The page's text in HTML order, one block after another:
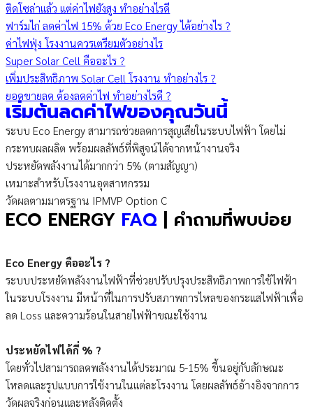
ติดโซล่าแล้ว แต่ค่าไฟยังสูง ทำอย่างไรดี
ฟาร์มไก่ ลดค่าไฟ 15% ด้วย Eco Energy ได้อย่างไร ?
ค่าไฟฟุ่ง โรงงานควรเตรียมตัวอย่างไร
Super Solar Cell คืออะไร ?
เพิ่มประสิทธิภาพ Solar Cell โรงงาน ทำอย่างไร ?
ยอดขายลด ต้องลดค่าไฟ ทำอย่างไรดี ?
เริ่มต้นลดค่าไฟของคุณวันนี้
ระบบ Eco Energy สามารถช่วยลดการสูญเสียในระบบไฟฟ้า โดยไม่
กระทบผลผลิต พร้อมผลลัพธ์ที่พิสูจน์ได้จากหน้างานจริง
ประหยัดพลังงานได้มากกว่า 5% (ตามสัญญา)
เหมาะสำหรับโรงงานอุตสาหกรรม
วัดผลตามมาตรฐาน IPMVP Option C
ECO ENERGY FAQ | คำถามที่พบบ่อย
Eco Energy คืออะไร ?
ระบบประหยัดพลังงานไฟฟ้าที่ช่วยปรับปรุงประสิทธิภาพการใช้ไฟฟ้า
ในระบบโรงงาน มีหน้าที่ในการปรับสภาพการไหลของกระแสไฟฟ้าเพื่อ
ลด Loss และความร้อนในสายไฟฟ้าขณะใช้งาน
ประหยัดไฟได้กี่ % ?
โดยทั่วไปสามารถลดพลังงานได้ประมาณ 5-15% ขึ้นอยู่กับลักษณะ
โหลดและรูปแบบการใช้งานในแต่ละโรงงาน โดยผลลัพธ์อ้างอิงจากการ
วัดผลจริงก่อนและหลังติดตั้ง